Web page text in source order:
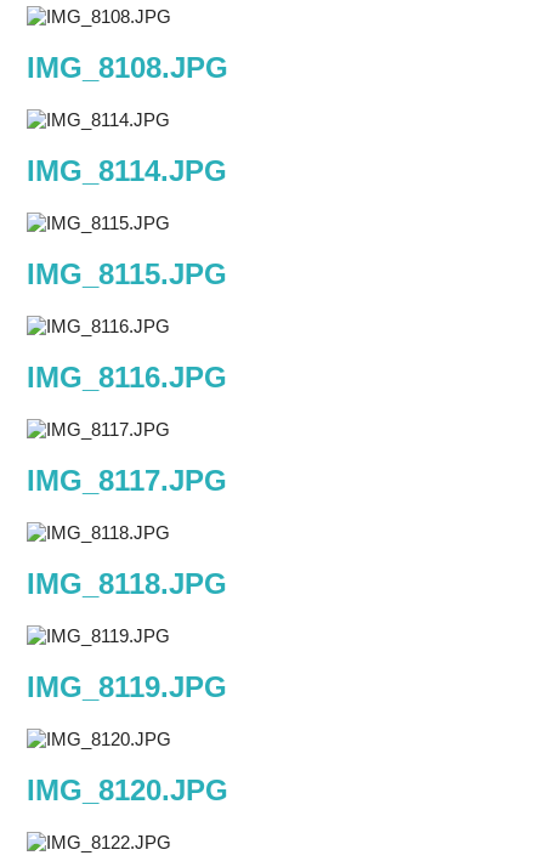
IMG_8108.JPG
IMG_8114.JPG
IMG_8115.JPG
IMG_8116.JPG
IMG_8117.JPG
IMG_8118.JPG
IMG_8119.JPG
IMG_8120.JPG